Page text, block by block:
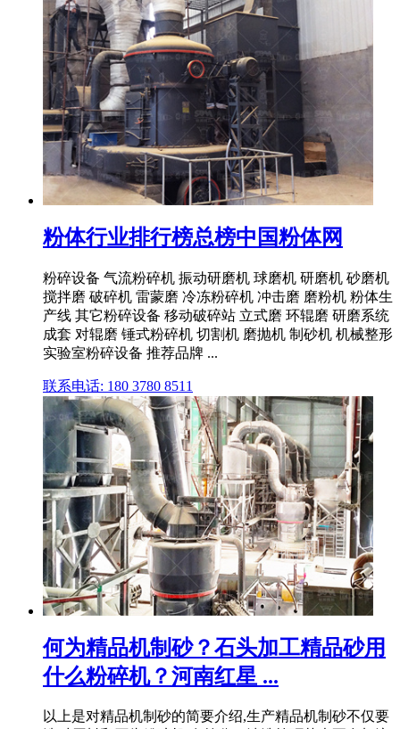
粉体行业排行榜总榜中国粉体网
粉碎设备 气流粉碎机 振动研磨机 球磨机 研磨机 砂磨机
搅拌磨 破碎机 雷蒙磨 冷冻粉碎机 冲击磨 磨粉机 粉体生
产线 其它粉碎设备 移动破碎站 立式磨 环辊磨 研磨系统
成套 对辊磨 锤式粉碎机 切割机 磨抛机 制砂机 机械整形
实验室粉碎设备 推荐品牌 ...
联系电话: 180 3780 8511
何为精品机制砂？石头加工精品砂用
什么粉碎机？河南红星 ...
以上是对精品机制砂的简要介绍,生产精品机制砂不仅要